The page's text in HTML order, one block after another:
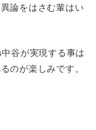
論をはさむ輩はい
谷が実現する事は
のが楽しみです。